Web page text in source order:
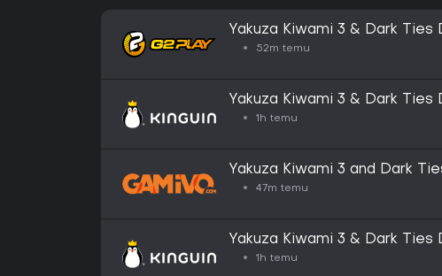
Yakuza Kiwami 3 & Dark
Order Bonus PC Steam CD
52m temu
Yakuza Kiwami 3 & Dark
Order Bonus PC Steam CD
1h temu
Yakuza Kiwami 3 and Dark
(Steam Gift)
47m temu
Yakuza Kiwami 3 & Dark
Altergift
1h temu